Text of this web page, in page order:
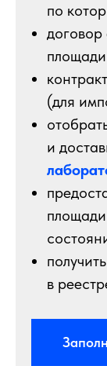
по
(для
и
в